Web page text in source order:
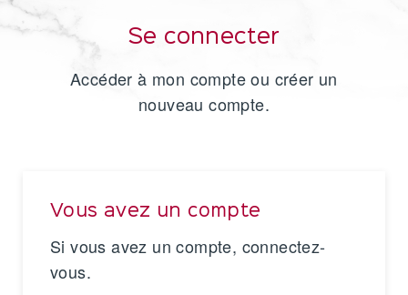
Se connecter
Accéder à mon compte ou créer un
nouveau compte.
Vous avez un compte
Si vous avez un compte, connectez-
vous.